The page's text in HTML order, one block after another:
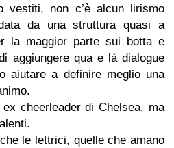
vestiti, non c’è alcun lirismo
da una struttura quasi a
la maggior parte sui botta e
aggiungere qua e là dialogue
aiutare a definire meglio una
cheerleader di Chelsea, ma
le lettrici, quelle che amano